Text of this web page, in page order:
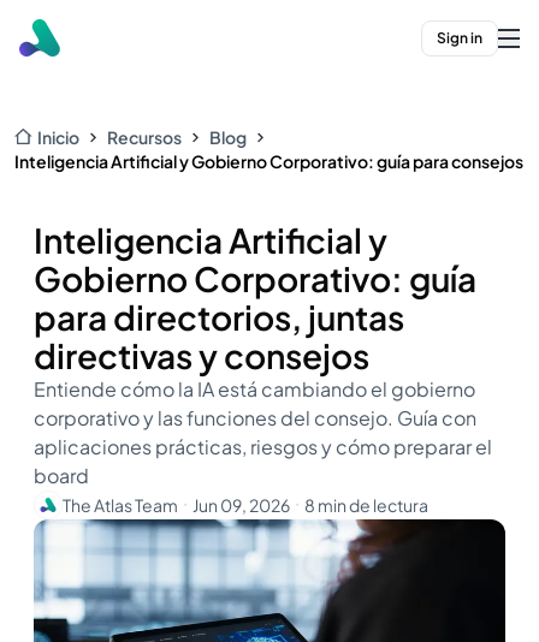
Sign in
Inicio Recursos
Blog
Inteligencia Artificial y Gobierno Corporativo: guía para consejos
Inteligencia Artificial y
Gobierno Corporativo: guía
para directorios, juntas
directivas y consejos
Entiende cómo la IA está cambiando el gobierno
corporativo y las funciones del consejo. Guía con
aplicaciones prácticas, riesgos y cómo preparar el
board
The Atlas Team ・ Jun 09, 2026 ・ 8 min de lectura